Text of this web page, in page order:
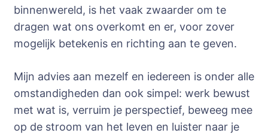
binnenwereld, is het vaak zwaarder om te
dragen wat ons overkomt en er, voor zover
mogelijk betekenis en richting aan te geven.
Mijn advies aan mezelf en iedereen is onder alle
omstandigheden dan ook simpel: werk bewust
met wat is, verruim je perspectief, beweeg mee
op de stroom van het leven en luister naar je